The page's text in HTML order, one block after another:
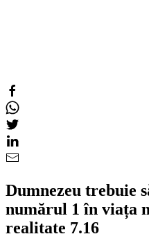
Dumnezeu trebuie
numărul 1 în viața
realitate 7.16